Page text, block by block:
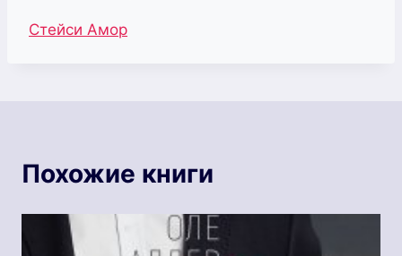
Метки
Стейси Амор
Похожие книги